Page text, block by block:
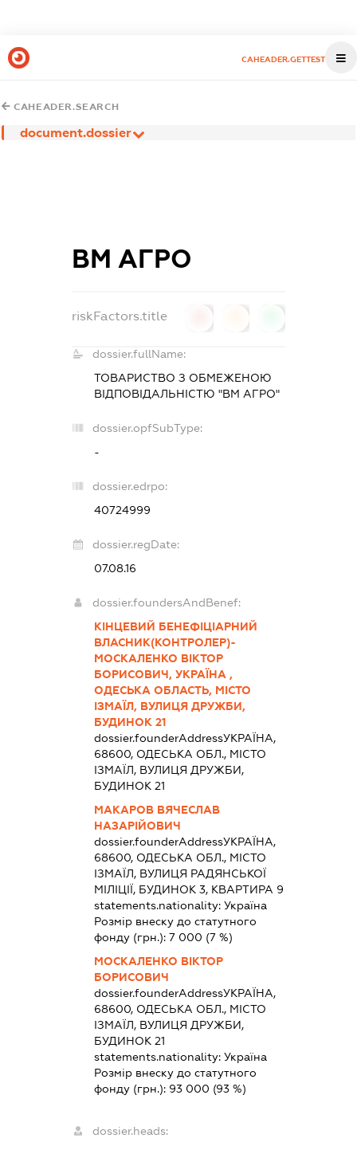
CAHEADER.GETTEST
CAHEADER.SEARCH
document.dossier
ВМ АГРО
riskFactors.title
dossier.fullName:
ТОВАРИСТВО З ОБМЕЖЕНОЮ
ВІДПОВІДАЛЬНІСТЮ "ВМ АГРО"
dossier.opfSubType:
-
dossier.edrpo:
40724999
dossier.regDate:
07.08.16
dossier.foundersAndBenef:
КІНЦЕВИЙ БЕНЕФІЦІАРНИЙ
ВЛАСНИК(КОНТРОЛЕР)-
МОСКАЛЕНКО ВІКТОР
БОРИСОВИЧ, УКРАЇНА ,
ОДЕСЬКА ОБЛАСТЬ, МІСТО
ІЗМАЇЛ, ВУЛИЦЯ ДРУЖБИ,
БУДИНОК 21
dossier.founderAddressУКРАЇНА,
68600, ОДЕСЬКА ОБЛ., МІСТО
ІЗМАЇЛ, ВУЛИЦЯ ДРУЖБИ,
БУДИНОК 21
МАКАРОВ ВЯЧЕСЛАВ
НАЗАРІЙОВИЧ
dossier.founderAddressУКРАЇНА,
68600, ОДЕСЬКА ОБЛ., МІСТО
ІЗМАЇЛ, ВУЛИЦЯ РАДЯНСЬКОЇ
МІЛІЦІЇ, БУДИНОК 3, КВАРТИРА 9
statements.nationality: Україна
Розмір внеску до статутного
фонду (грн.): 7 000 (7 %)
МОСКАЛЕНКО ВІКТОР
БОРИСОВИЧ
dossier.founderAddressУКРАЇНА,
68600, ОДЕСЬКА ОБЛ., МІСТО
ІЗМАЇЛ, ВУЛИЦЯ ДРУЖБИ,
БУДИНОК 21
statements.nationality: Україна
Розмір внеску до статутного
фонду (грн.): 93 000 (93 %)
dossier.heads: